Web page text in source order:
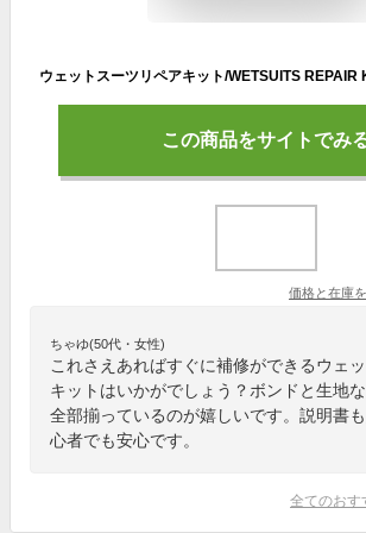
この商品をサイトでみ
価格と在庫を
ちゃゆ(50代・女性)
これさえあればすぐに補修ができるウェ
キットはいかがでしょう？ボンドと生地
全部揃っているのが嬉しいです。説明書
心者でも安心です。
全てのおす